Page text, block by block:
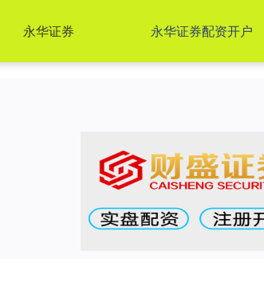
永华证券 永华证券配资开户